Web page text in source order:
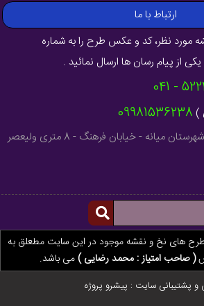
ارتباط با ما
مورد نظر، کد و عکس طرح را به شماره
از پیام رسان ها ارسال نمائید .
)
09981536238
آدرس : آذربایجان شرقی - شهرستان میانه - خیابان فرهنگ - 8 متری ولیعصر
های نخ و نقشه موجود در این سایت مطعلق به
( صاحب امتیاز : محمد رضایی )می باشد.
و پشتیبانی سایت : پیشرو پروژه